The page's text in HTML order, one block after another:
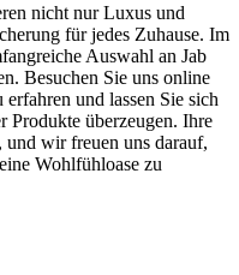
nicht nur Luxus und
für jedes Zuhause. Im
Auswahl an Jab
Besuchen Sie uns online
und lassen Sie sich
Produkte überzeugen. Ihre
und wir freuen uns darauf,
Wohlfühloase zu